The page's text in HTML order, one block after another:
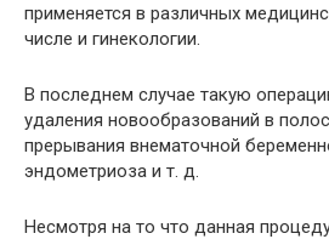
применяется в различных
числе и гинекологии.
В последнем случае такую
удаления новообразований в
прерывания внематочной
эндометриоза и т. д.
Несмотря на то что данная